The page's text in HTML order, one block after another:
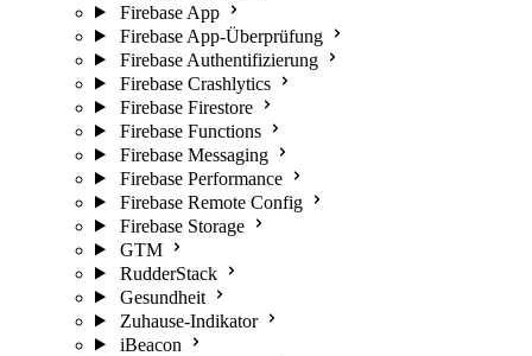
Firebase App
Firebase App-Überprüfung
Firebase Authentifizierung
Firebase Crashlytics
Firebase Firestore
Firebase Functions
Firebase Messaging
Firebase Performance
Firebase Remote Config
Firebase Storage
GTM
RudderStack
Gesundheit
Zuhause-Indikator
iBeacon